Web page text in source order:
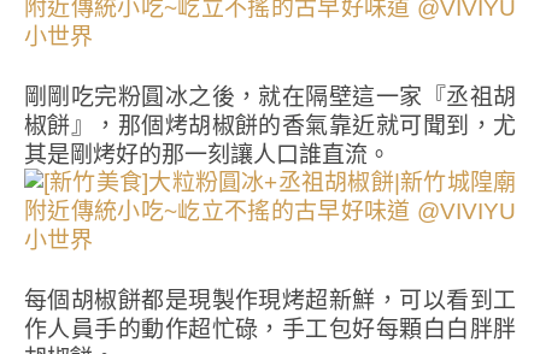
剛剛吃完粉圓冰之後，就在隔壁這一家『丞祖胡
椒餅』，那個烤胡椒餅的香氣靠近就可聞到，尤
其是剛烤好的那一刻讓人口誰直流。
每個胡椒餅都是現製作現烤超新鮮，可以看到工
作人員手的動作超忙碌，手工包好每顆白白胖胖